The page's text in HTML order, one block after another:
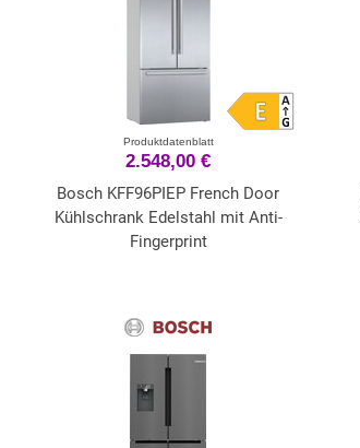
Produktdatenblatt
2.548,00 €
Bosch KFF96PIEP French Door
Kühlschrank Edelstahl mit Anti-
Fingerprint